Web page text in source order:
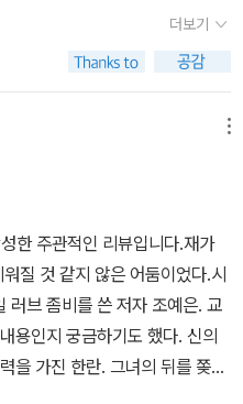
중심점이었고, 찬과 이창은 가
게든 자기 사람들을 품어주려
란으로 옮겨가는 능력, 누나에
. 잇닿아 있는 마음은 사람을 살
며 입을 모으더라도 결국은 권
은 글을 쓰는 이나 글을 읽는
되기도 한다.​최근 저자의 책에
이 살짝 부족하다 싶기도 하지
았고, 최근작을 많이 읽어서 일
역이라 두면 좋겠다. 액션스릴
후 결혼한 누나와 매형, 그의 아
누나의 희귀병을 그대로 물려
다. 중환자실에 누워 있는 아이
적을 떠올렸고 그때부터 천령교
가 허무하게 죽은 채로 발견된
왔다는 소식에 이창은 나곡서
본에서 야구 모자에 마스크를
찰서 근처까지 오는 장면을 봅
다면, 또 그가 살아있다면 CC
란 생각이 들었습니다.한승목
은 살아 있는 건지, 기적은 진짜
프트>에서 확인하세요.왜 사람
죽음의 문턱까지 갔다. 그때 사
, 이창은 다시 한번 기적을 위
알게 된다. 란과 찬은 형제 사
에게 쫓기는 상황이기도 하다.
이 먼 인물들의 방해와 란,찬
절정에 치닫게 된다. 이창은
나 전반적으로 술술 읽혀졌던
장 큰 매력이 바로 술술 읽혀지
링에 있다고 생각하는 독자 중
금방 마지막 페이지를 넘기고
이 없는 병인 걸 알면서도 포기
욱 악랄하게 파고든다. 41p#제
보문고스토리대상작 #한국문
천 #북스타그램 #능력인가저
더보기
한 주관적인 리뷰입니다.​재가
질 것 같지 않은 어둠이었다.시
브 좀비를 쓴 저자 조예은. 교
용인지 궁금하기도 했다. 신의
을 가진 한란. 그녀의 뒤를 쫒는